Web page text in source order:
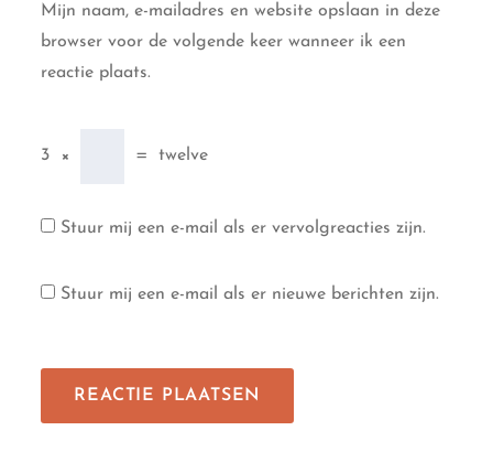
Mijn naam, e-mailadres en website opslaan in deze
browser voor de volgende keer wanneer ik een
reactie plaats.
3 × = twelve
Stuur mij een e-mail als er vervolgreacties zijn.
Stuur mij een e-mail als er nieuwe berichten zijn.